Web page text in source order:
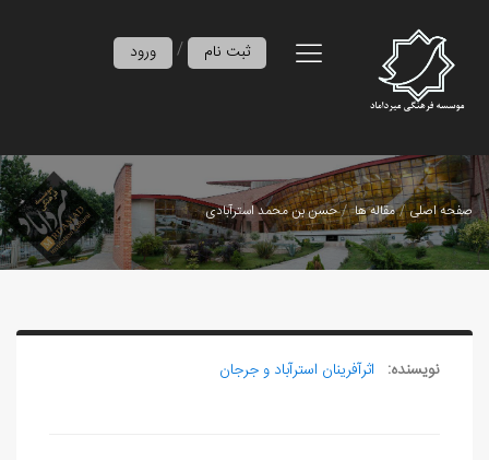
ورود / ثبت نام
صفحه اصلی مقاله ها حسن بن محمد استرآبادی
نویسنده: اثرآفرينان استرآباد و جرجان